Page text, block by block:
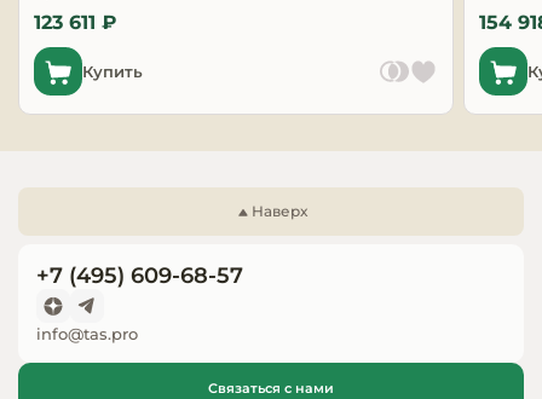
Торговое и
Оснащение
отелей
123 611 ₽
Купить
154
Наверх
+7 (495) 609-68-57
info@tas.pro
Связаться с нами